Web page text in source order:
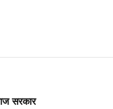
सरकार